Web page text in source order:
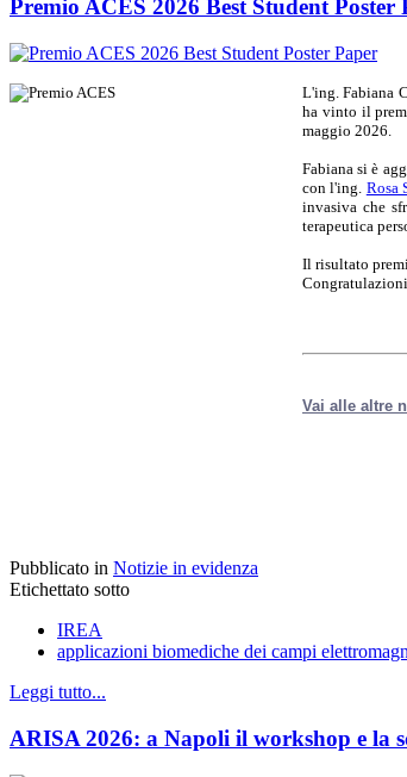
Premio ACES 2026 Best Student Poster
L'ing. Fabiana
ha vinto il
maggio 2026.
Fabiana si è
con l'ing. Rosa
invasiva che
terapeutica
Il risultato
Vai alle altre
Pubblicato in Notizie in evidenza
Etichettato sotto
IREA
applicazioni biomediche dei campi
Leggi tutto...
ARISA 2026: a Napoli il workshop e la